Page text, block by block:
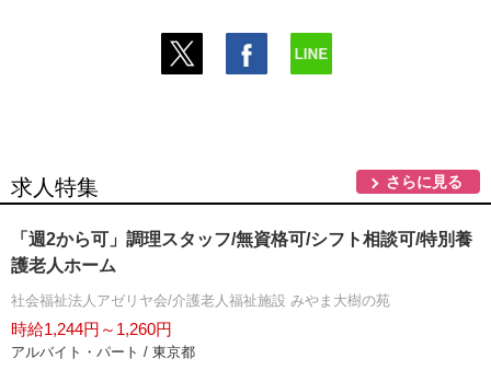
求人特集 さらに見る
「週2から可」調理スタッフ/無資格可/シフト相談可/特別養
護老人ホーム
社会福祉法人アゼリヤ会/介護老人福祉施設 みやま大樹の苑
時給1,244円～1,260円
アルバイト・パート / 東京都